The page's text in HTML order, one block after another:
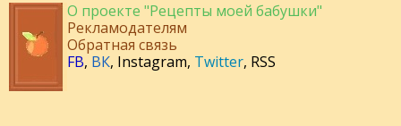
О проекте "Рецепты моей бабушки"
Рекламодателям
Обратная связь
FB, ВК, Instagram, Twitter, RSS